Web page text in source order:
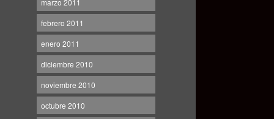
marzo 2011
febrero 2011
enero 2011
diciembre 2010
noviembre 2010
octubre 2010